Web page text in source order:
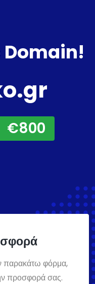
Domain!
€800
παρακάτω φόρμα,
προσφορά σας.